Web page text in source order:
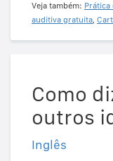
Veja também:
auditiva gratuita,
Como
outros
Inglês